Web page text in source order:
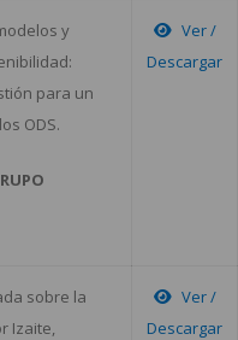
y
para un
ODS.
Ver /
Descargar
sobre la
Izaite,
Ver /
Descargar